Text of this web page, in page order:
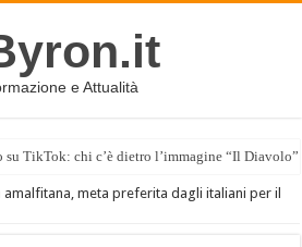
e Attualità
TikTok: chi c’è dietro l’immagine “Il Diavolo”
amalfitana, meta preferita dagli italiani per il